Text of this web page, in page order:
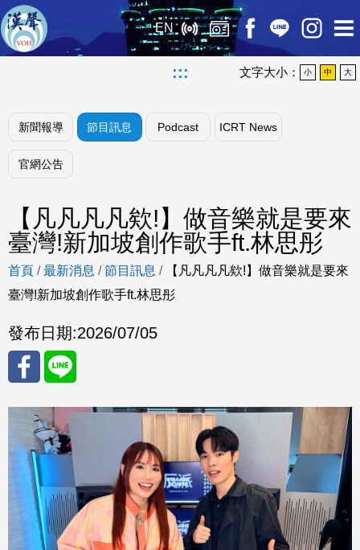
EN
::: 文字大小： 小 中 大
新聞報導 節目訊息 Podcast ICRT News
官網公告
【凡凡凡凡欸!】做音樂就是要來
臺灣!新加坡創作歌手ft.林思彤
首頁 /最新消息 /節目訊息 /
【凡凡凡凡欸!】做音樂就是要來
臺灣!新加坡創作歌手ft.林思彤
發布日期:2026/07/05
分享
至
Fac
eBo
ok
分享
至
Line